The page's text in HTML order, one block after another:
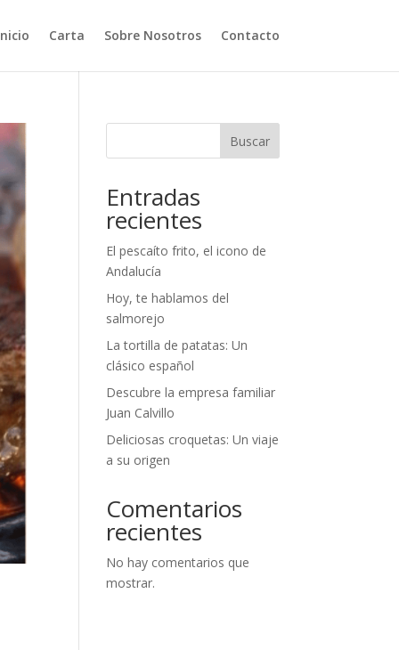
Carta Sobre Nosotros Contacto
Buscar
Entradas
recientes
El pescaíto frito, el icono de
Andalucía
Hoy, te hablamos del
salmorejo
La tortilla de patatas: Un
clásico español
Descubre la empresa familiar
Juan Calvillo
Deliciosas croquetas: Un viaje
a su origen
Comentarios
recientes
No hay comentarios que
mostrar.